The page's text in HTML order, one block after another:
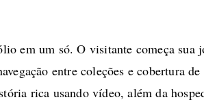
em um só. O visitante começa sua
entre coleções e cobertura
rica usando vídeo, além da